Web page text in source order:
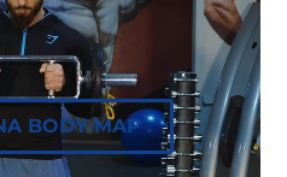
BODY MAP